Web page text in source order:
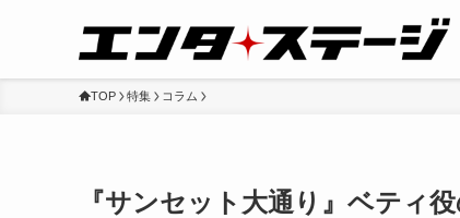
TOP 特集 コラム
『サンセット大通り』ベティ